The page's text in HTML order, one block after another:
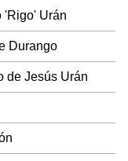
'Rigo' Urán
Durango
de Jesús Urán